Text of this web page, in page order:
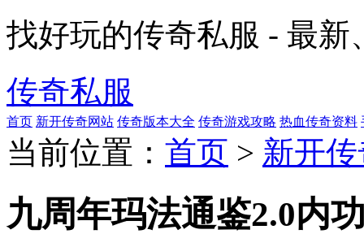
找好玩的传奇私服 - 最
传奇私服
首页 新开传奇网站 传奇版本大全 传奇游戏攻略 热血传奇资料
当前位置： 首页 > 新开
九周年玛法通鉴2.0内